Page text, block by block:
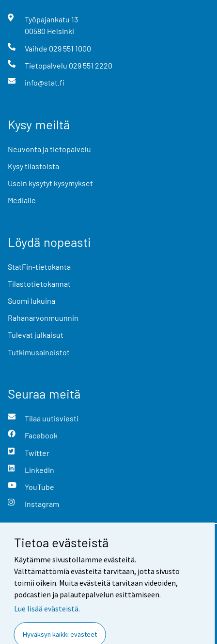
Tietoa evästeistä
Käytämme sivustollamme evästeitä.
Välttämättömiä evästeitä tarvitaan, jotta sivusto
toimii oikein. Muita evästeitä tarvitaan videoiden,
podcastien ja palautepalvelun esittämiseen.
Lue lisää evästeistä.
Hyväksyn kaikki evästeet
Työpajankatu 13
00580 Helsinki
Vaihde 029 551 1000
Tietopalvelu 029 551 2220
info@stat.fi
Kysy meiltä
Neuvonta ja tietopalvelu
Kysy tilastoista
Usein kysytyt kysymykset
Medialle
Löydä nopeasti
StatFin-tietokanta
Tilastotietokannat
Suomi lukuina
Rahanarvonmuunnin
Tulevat julkaisut
Tutkimusaineistot
Seuraa meitä
Tilaa uutisviesti
Facebook
Twitter
LinkedIn
YouTube
Instagram
Yhteystiedot
Palaute
Käyttöehdot
Saavutettavuus